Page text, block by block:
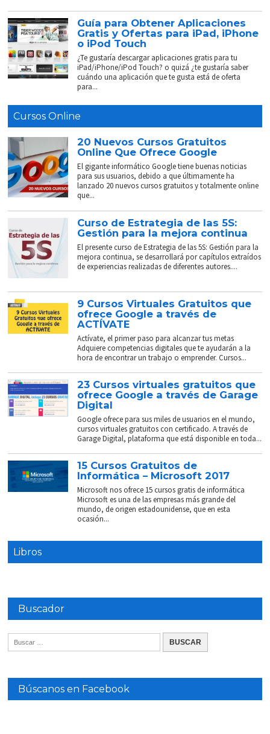
Guía para Obtener Aplicaciones
Gratis y Ofertas para iPad, iPhone
o iPod Touch
¿Te gustaría descargar aplicaciones gratis para tu
iPad/iPhone/iPod Touch? o quizá ¿te gustaría saber
cuándo una aplicación que te gusta está de oferta
para...
Cursos Online
20 Nuevos Cursos Gratuitos
Online Que Ofrece Google
El gigante informático Google tiene buenas noticias
para sus usuarios, debido a que últimamente ha
lanzado 20 nuevos cursos gratuitos y totalmente online
que...
Curso de Estrategia de las 5S:
Gestión para la mejora continua
El presente curso de Estrategia de las 5S: Gestión para la
mejora continua, se desarrollará por capítulos extraídos
de experiencias realizadas de diferentes autores....
9 Cursos Virtuales Gratuitos que
ofrece Google a través de
ACTÍVATE
Actívate, el primer paso para alcanzar tus metas
Adquiere competencias digitales que te ayudarán a la
hora de encontrar un trabajo o emprender. Cursos...
23 Cursos virtuales gratuitos que
ofrece Google a través de Garage
Digital
Google ofrece para sus miles de usuarios en el mundo,
cursos virtuales gratuitos con certificado. A través de
Garage Digital, plataforma que está disponible en toda...
15 Cursos Gratuitos de
Informática – Microsoft 2017
Microsoft nos ofrece 15 cursos gratis de informática
Microsoft es una de las empresas más grande del
mundo, de origen estadounidense, que en esta
ocasión...
Libros
Buscador
Búscanos en Facebook